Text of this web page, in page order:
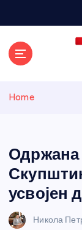
Home
Одржана
усвојен
Никола